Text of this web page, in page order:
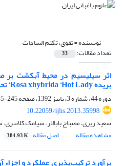
نویسنده =تقوی، تکتم السادات
تعداد مقالات: 33
اثر سیلیسیم در محیط آبکشت
بریده Rosa xhybrida ‘Hot Lady’ تحت شرایط تنش شوری
دوره 44، شماره 3، پاییز 1392، صفحه
245-255
10.22059/ijhs.2013.35998
سعید ریزی، مصباح بابالار، سیامک
مشاهده مقاله
اصل مقاله 384.93 K
برآورد ترکیب‌پذیری عملکرد و اجزاء